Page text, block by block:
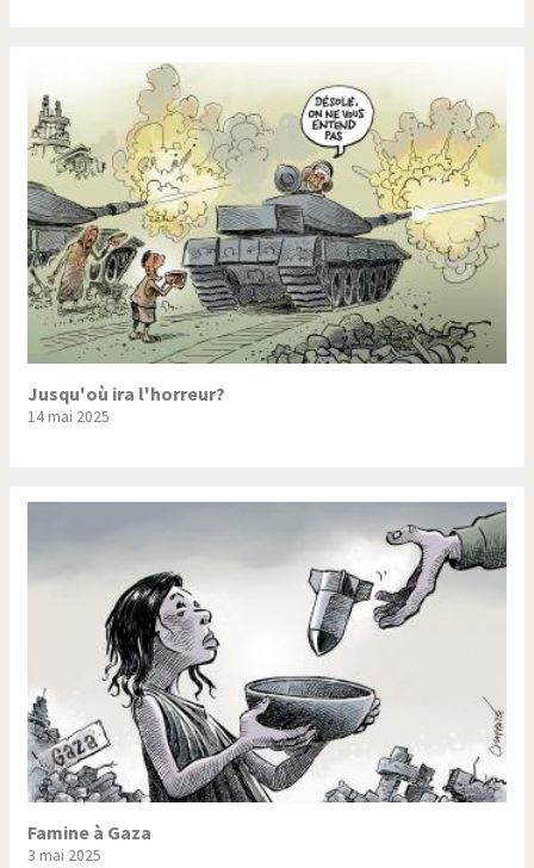
Jusqu'où ira l'horreur?
14 mai 2025
Famine à Gaza
3 mai 2025